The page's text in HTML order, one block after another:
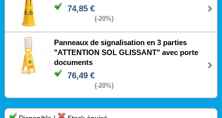
74,85 €
(-20%)
Panneaux de signalisation en 3 parties
"ATTENTION SOL GLISSANT" avec porte
documents
76,49 €
(-20%)